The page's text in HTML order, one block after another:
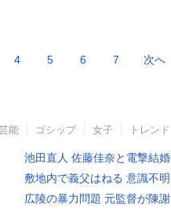
4 5 6 7 次へ
能 ゴシップ 女子 トレンド
池田直人 佐藤佳奈と電撃結婚
敷地内で義父はねる 意識不明
広陵の暴力問題 元監督が陳謝